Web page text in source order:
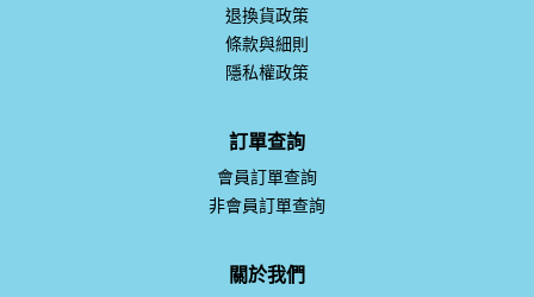
退換貨政策
條款與細則
隱私權政策
訂單查詢
會員訂單查詢
非會員訂單查詢
關於我們